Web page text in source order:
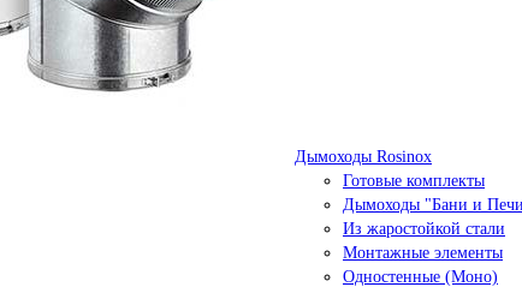
Дымоходы Rosinox
Готовые комплекты
Дымоходы "Бани и
Из жаростойкой стали
Монтажные элементы
Одностенные (Моно)